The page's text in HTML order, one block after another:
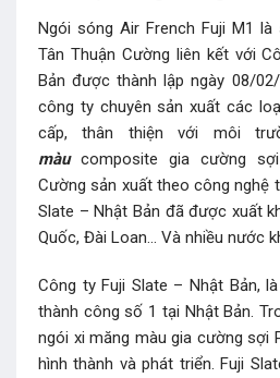
Ngói sóng Air French Fuji M1
Tân Thuận Cường liên kết với
Bản được thành lập ngày 08/
công ty chuyên sản xuất các
cấp, thân thiện với môi
màucomposite gia cường sợi
Cường sản xuất theo công nghệ
Slate – Nhật Bản đã được xuất
Quốc, Đài Loan… Và nhiều nước
Công ty Fuji Slate – Nhật Bản,
thành công số 1 tại Nhật Bản.
ngói xi măng màu gia cường sợi
hình thành và phát triển. Fuji